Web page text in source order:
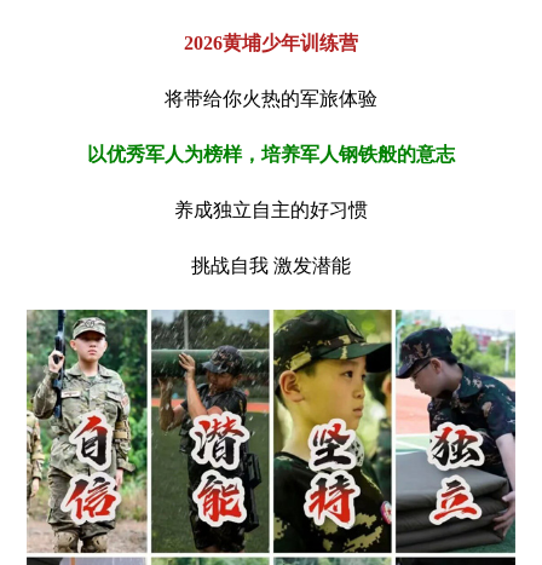
2026黄埔少年训练营
将带给你火热的军旅体验
以优秀军人为榜样，培养军人钢铁般的意志
养成独立自主的好习惯
挑战自我 激发潜能